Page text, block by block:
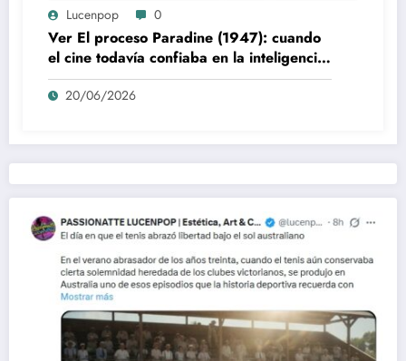
Lucenpop 0
Ver El proceso Paradine (1947): cuando
el cine todavía confiaba en la inteligencia
del espectador
20/06/2026